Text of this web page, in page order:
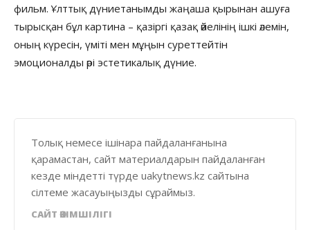
фильм. Ұлттық дүниетанымды жаңаша қырынан ашуға
тырысқан бұл картина – қазіргі қазақ әйелінің ішкі әлемін,
оның күресін, үміті мен мұңын суреттейтін
эмоционалды әрі эстетикалық дүние.
Толық немесе ішінара пайдаланғанына
қарамастан, сайт материалдарын пайдаланған
кезде міндетті түрде uakytnews.kz сайтына
сілтеме жасауыңызды сұраймыз.
САЙТ ӘКІМШІЛІГІ